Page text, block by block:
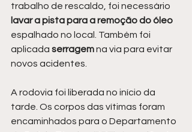
trabalho de rescaldo, foi necessário
lavar a pista para a remoção do óleo
espalhado no local. Também foi
aplicada serragem na via para evitar
novos acidentes.
A rodovia foi liberada no início da
tarde. Os corpos das vítimas foram
encaminhados para o Departamento